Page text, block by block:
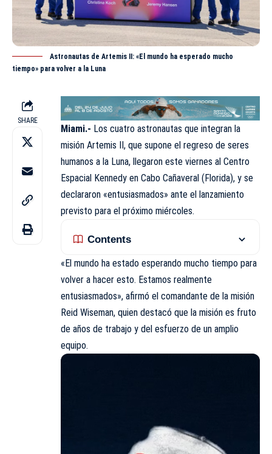
Astronautas de Artemis II: «El mundo ha esperado mucho
tiempo» para volver a la Luna
SHARE
Miami.- Los cuatro astronautas que integran la
misión Artemis II, que supone el regreso de seres
humanos a la Luna, llegaron este viernes al Centro
Espacial Kennedy en Cabo Cañaveral (Florida), y se
declararon «entusiasmados» ante el lanzamiento
previsto para el próximo miércoles.
Contents
«El mundo ha estado esperando mucho tiempo para
volver a hacer esto. Estamos realmente
entusiasmados», afirmó el comandante de la misión
Reid Wiseman, quien destacó que la misión es fruto
de años de trabajo y del esfuerzo de un amplio
equipo.